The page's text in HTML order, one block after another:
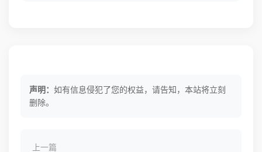
声明： 如有信息侵犯了您的权益，请告知，本站将立刻
删除。
上一篇